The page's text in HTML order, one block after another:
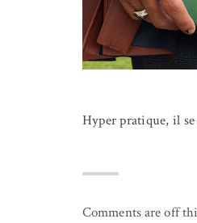
Hyper pratique, il se
Comments are off